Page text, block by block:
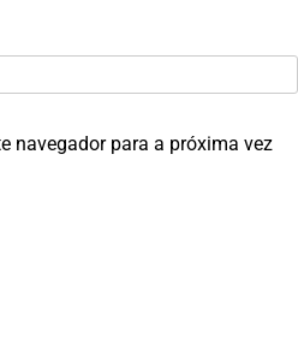
navegador para a próxima vez